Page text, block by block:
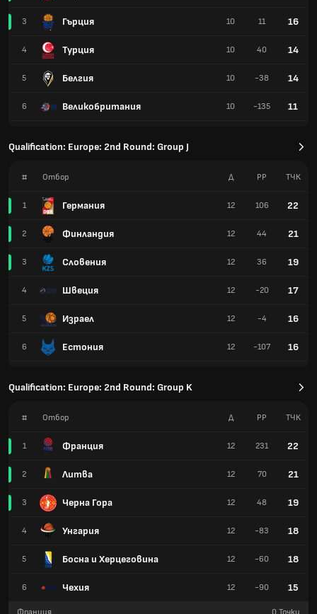
3 Гърция
4 Турция
5 Белгия
6 Великобритания
10 11 16
10 40 14
10 -38 14
10 -135 11
Qualification: Europe: 2nd Round: Group J
# Отбор
1 Германия
2 Финландия
3 Словения
4 Швеция
5 Израел
6 Естония
Д РР TЧК
12 106 22
12 44 21
12 36 19
12 -20 17
12 -4 16
12 -107 16
Qualification: Europe: 2nd Round: Group K
# Отбор
1 Франция
2 Литва
3 Черна Гора
4 Унгария
5 Босна и Херцеговина
6 Чехия
Д РР TЧК
12 231 22
12 70 21
12 48 19
12 -83 18
12 -60 18
12 -90 15